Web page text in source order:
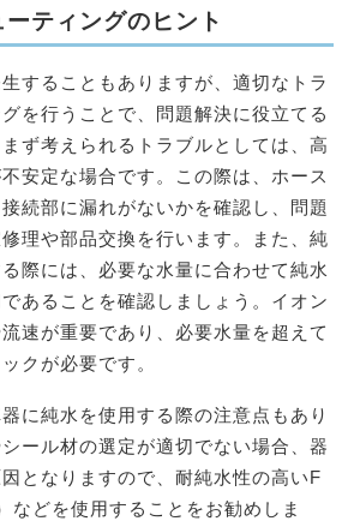
ーティングのヒント
することもありますが、適切なトラ
を行うことで、問題解決に役立てる
ず考えられるトラブルとしては、高
安定な場合です。この際は、ホース
続部に漏れがないかを確認し、問題
理や部品交換を行います。また、純
際には、必要な水量に合わせて純水
あることを確認しましょう。イオン
速が重要であり、必要水量を超えて
クが必要です。
に純水を使用する際の注意点もあり
ール材の選定が適切でない場合、器
となりますので、耐純水性の高いF
などを使用することをお勧めしま